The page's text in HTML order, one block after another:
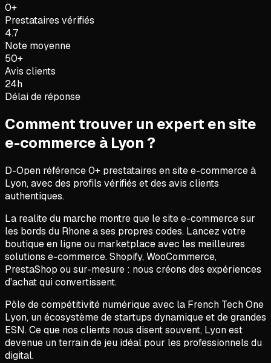
0+
Prestataires vérifiés
4.7
Note moyenne
50+
Avis clients
24h
Délai de réponse
Comment trouver un expert ensite
e-commerce à Lyon?
D-Open référence0+ prestataires ensite e-commerceà
Lyon, avec des profils vérifiés et des avis clients
authentiques.
La realite du marche montre que le site e-commerce sur
les bords du Rhone a ses propres codes. Lancez votre
boutique en ligne ou marketplace avec les meilleures
solutions e-commerce. Shopify, WooCommerce,
PrestaShop ou sur-mesure : nous créons des expériences
d'achat qui convertissent.
Pôle de compétitivité numérique avec la French Tech One
Lyon, un écosystème de startups dynamique et de grandes
ESN. Ce que nos clients nous disent souvent, Lyon est
devenue un terrain de jeu idéal pour les professionnels du
digital.